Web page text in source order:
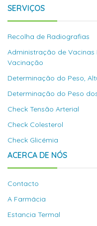
SERVIÇOS
Recolha de Radiografias
Administração de
Vacinação
Determinação do Peso,
Determinação do Peso
Check Tensão Arterial
Check Colesterol
Check Glicémia
ACERCA DE NÓS
Contacto
A Farmácia
Estancia Termal